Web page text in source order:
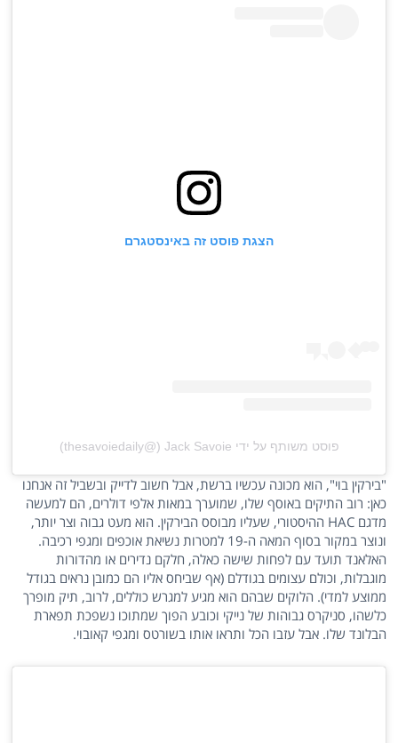
הצגת פוסט זה באינסטגרם
פוסט משותף על ידי ‏‎Jack Savoie‎‏ (@‏‎thesavoiedaily‎‏)
"בירקין בוי", הוא מכונה עכשיו ברשת, אבל חשוב לדייק ובשביל זה אנחנו
כאן: רוב התיקים באוסף שלו, שמוערך במאות אלפי דולרים, הם למעשה
מדגם HAC ההיסטורי, שעליו מבוסס הבירקין. הוא מעט גבוה וצר יותר,
ונוצר במקור בסוף המאה ה-19 למטרות נשיאת אוכפים ומגפי רכיבה.
האלאנד תועד עם לפחות שישה כאלה, חלקם נדירים או מהדורות
מוגבלות, וכולם עצומים בגודלם (אף שביחס אליו הם כמובן נראים בגודל
ממוצע למדי). הלוקים שבהם הוא מגיע למגרש כוללים, לרוב, תיק מופרך
כלשהו, סניקרס גבוהות של נייקי וכובע הפוך שמתוכו נשפכת תפארת
הבלונד שלו. אבל עזבו הכל ותראו אותו בשורטס ומגפי קאובוי.